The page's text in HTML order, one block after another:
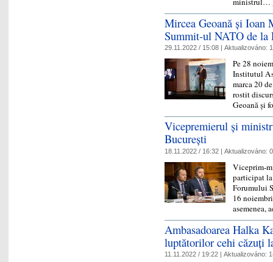
Mircea Geoană și Ioan
Summit-ul NATO de la
29.11.2022 / 15:08 | Aktualizováno:
Pe 28
Institutul
marca 20
rostit
Geoană și
Vicepremierul și
București
18.11.2022 / 16:32 | Aktualizováno:
Viceprim-
participat
Forumului
16
asemenea,
Ambasadoarea Halka
luptătorilor cehi căzuți
11.11.2022 / 19:22 | Aktualizováno: